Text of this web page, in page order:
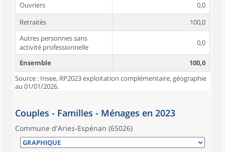
Ouvriers
0,0
Retraités
100,0
Autres personnes sans
activité professionnelle
0,0
Ensemble
100,0
Source : Insee, RP2023 exploitation complémentaire, géographie
au 01/01/2026.
Couples - Familles - Ménages en 2023
Commune d'Aries-Espénan (65026)